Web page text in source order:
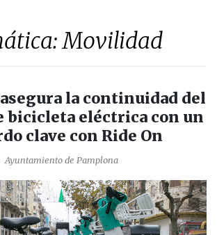
Movilidad
la continuidad del
bicicleta eléctrica con un
clave con Ride On
Ayuntamiento de Pamplona